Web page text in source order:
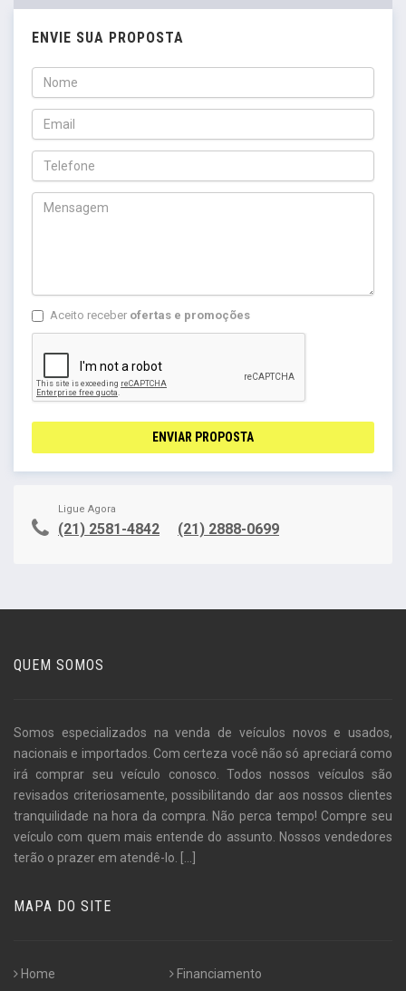
ENVIE SUA PROPOSTA
Aceito receber ofertas e promoções
ENVIAR PROPOSTA
Ligue Agora
(21) 2581-4842 (21) 2888-0699
QUEM SOMOS
Somos especializados na venda de veículos novos e usados,
nacionais e importados. Com certeza você não só apreciará como
irá comprar seu veículo conosco. Todos nossos veículos são
revisados criteriosamente, possibilitando dar aos nossos clientes
tranquilidade na hora da compra. Não perca tempo! Compre seu
veículo com quem mais entende do assunto. Nossos vendedores
terão o prazer em atendê-lo. [...]
MAPA DO SITE
Home Financiamento